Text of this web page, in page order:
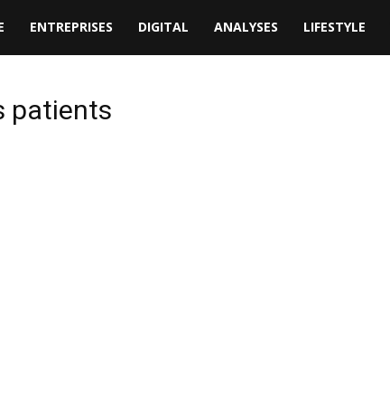
ENTREPRISES DIGITAL ANALYSES LIFESTYLE
patients